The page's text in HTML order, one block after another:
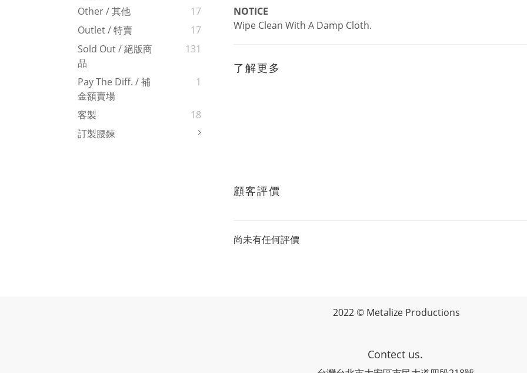
Other / 其他
17
Outlet / 特賣
17
Sold Out / 絕版商
品
131
Pay The Diff. / 補
金額賣場
1
客製
18
訂製腰鍊
NOTICE
Wipe Clean With A Damp Cloth.
了解更多
顧客評價
尚未有任何評價
2022 © Metalize Productions
Contect us.